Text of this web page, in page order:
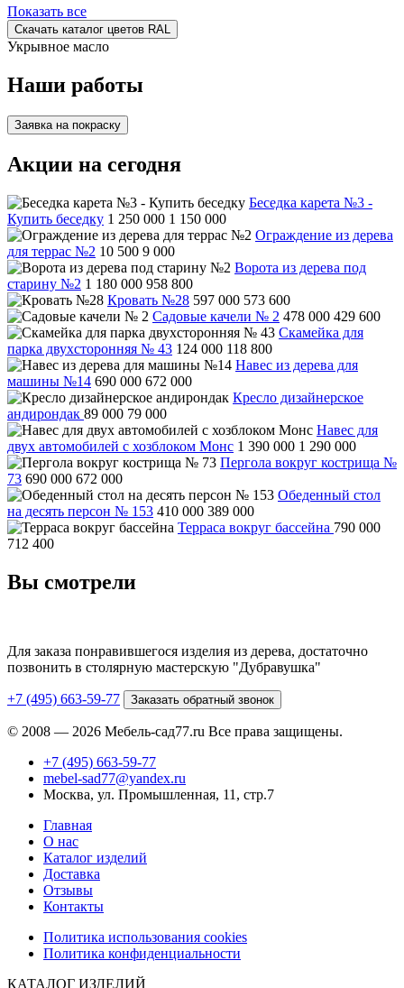
Показать все
Скачать каталог цветов RAL
Укрывное масло
Наши работы
Заявка на покраску
Акции на сегодня
Беседка карета №3 -
Купить беседку 1 250 000 1 150 000
Ограждение из дерева
для террас №2 10 500 9 000
Ворота из дерева под
старину №2 1 180 000 958 800
Кровать №28 597 000 573 600
Садовые качели № 2 478 000 429 600
Скамейка для
парка двухсторонняя № 43 124 000 118 800
Навес из дерева для
машины №14 690 000 672 000
Кресло дизайнерское
андирондак 89 000 79 000
Навес для
двух автомобилей с хозблоком Монс 1 390 000 1 290 000
Пергола вокруг кострища №
73 690 000 672 000
Обеденный стол
на десять персон № 153 410 000 389 000
Терраса вокруг бассейна 790 000
712 400
Вы смотрели
Для заказа понравившегося изделия из дерева, достаточно
позвонить в столярную мастерскую "Дубравушка"
+7 (495) 663-59-77 Заказать обратный звонок
© 2008 — 2026 Мебель-сад77.ru Все права защищены.
+7 (495) 663-59-77
mebel-sad77@yandex.ru
Москва, ул. Промышленная, 11, стр.7
Главная
О нас
Каталог изделий
Доставка
Отзывы
Контакты
Политика использования cookies
Политика конфиденциальности
КАТАЛОГ ИЗДЕЛИЙ